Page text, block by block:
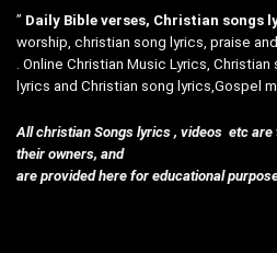
” Daily Bible verses, Christian songs
worship, christian song lyrics, praise
. Online Christian Music Lyrics,
lyrics and Christian song lyrics,Gospel
All christian Songs lyrics , videos etc
their owners, and
are provided here for educational